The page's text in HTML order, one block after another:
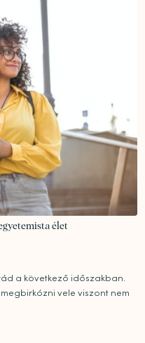
élet
a következő időszakban.
vele viszont nem